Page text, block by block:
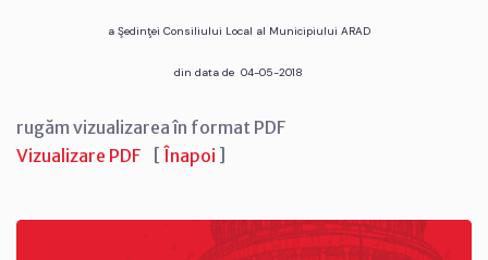
a Şedinţei Consiliului Local al Municipiului ARAD
din data de 04-05-2018
rugăm vizualizarea în format PDF
Vizualizare PDF [ Înapoi ]